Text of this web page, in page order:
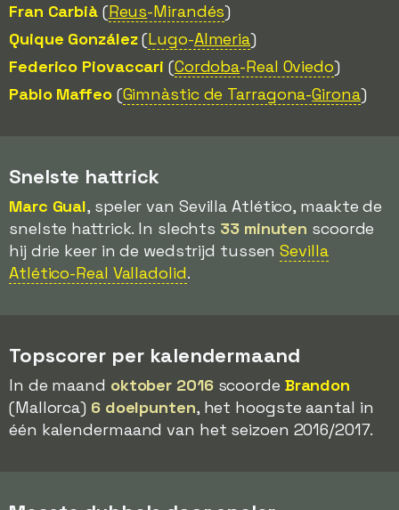
Fran Carbià(Reus-Mirandés)
Quique González(Lugo-Almeria)
Federico Piovaccari (Cordoba-Real Oviedo)
Pablo Maffeo(Gimnàstic de Tarragona-Girona)
Snelste hattrick
Marc Gual, speler van Sevilla Atlético, maakte de
snelste hattrick. In slechts 33 minuten scoorde
hij drie keer in de wedstrijd tussenSevilla
Atlético-Real Valladolid.
Topscorer per kalendermaand
In de maand oktober 2016scoorde Brandon
(Mallorca) 6 doelpunten, het hoogste aantal in
één kalendermaand van het seizoen 2016/2017.